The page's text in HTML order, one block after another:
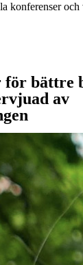
konferenser
för bättre
av